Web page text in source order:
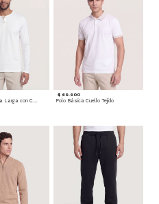
Camiseta Manga Larga con Cuello Henley
$ 69.900
Polo Básica Cuello Tejido